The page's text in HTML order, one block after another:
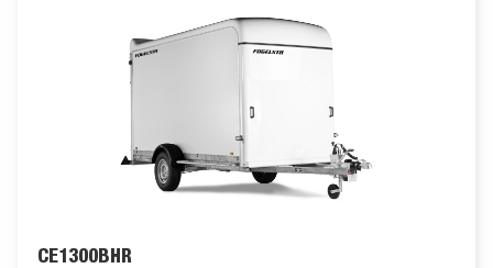
CE1300BHR